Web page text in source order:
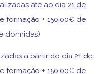
até ao dia 21 de
formação + 150,00€ de
dormidas)
a partir do dia 21 de
formação + 150,00€ de